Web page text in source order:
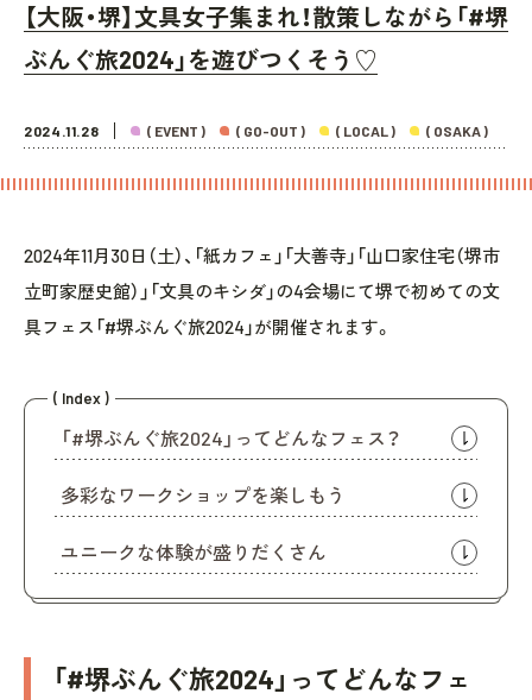
【大阪・堺】文具女子集まれ！散策しながら「#堺
ぶんぐ旅2024」を遊びつくそう♡
2024.11.28 ( EVENT ) ( GO-OUT ) ( LOCAL ) ( OSAKA )
2024年11月30日（土）、「紙カフェ」「大善寺」「山口家住宅（堺市
立町家歴史館）」「文具のキシダ」の4会場にて堺で初めての文
具フェス「#堺ぶんぐ旅2024」が開催されます。
( Index )
「#堺ぶんぐ旅2024」ってどんなフェス？
多彩なワークショップを楽しもう
ユニークな体験が盛りだくさん
「#堺ぶんぐ旅2024」ってどんなフェ